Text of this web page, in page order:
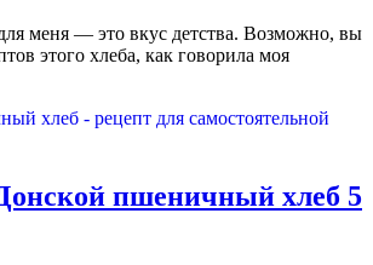
меня — это вкус детства. Возможно, вы
этого хлеба, как говорила моя
пшеничный хлеб 5